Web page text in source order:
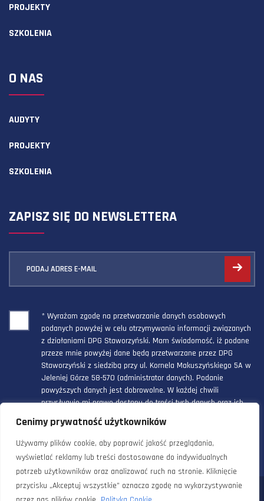
Cenimy prywatność użytkowników
Używamy plików cookie, aby poprawić jakość przeglądania,
wyświetlać reklamy lub treści dostosowane do indywidualnych
potrzeb użytkowników oraz analizować ruch na stronie. Kliknięcie
przycisku „Akceptuj wszystkie” oznacza zgodę na wykorzystywanie
PROJEKTY
SZKOLENIA
O NAS
AUDYTY
PROJEKTY
SZKOLENIA
ZAPISZ SIĘ DO NEWSLETTERA
PODAJ ADRES E-MAIL
* Wyrażam zgodę na przetwarzanie danych osobowych
podanych powyżej w celu otrzymywania informacji związanych
z działaniami DPG Staworzyński. Mam świadomość, iż podane
przeze mnie powyżej dane będą przetwarzane przez DPG
Staworzyński z siedzibą przy ul. Kornela Makuszyńskiego 5A w
Jeleniej Górze 58-570 (administrator danych). Podanie
powyższych danych jest dobrowolne. W każdej chwili
przysługuje mi prawo dostępu do treści tych danych oraz ich
poprawienia, a powyższa zgoda może być odwołana w każdym
czasie.
© 2024 Doradztwo Przemysłowo Gospodarcze Staworzyński. Wszelkie